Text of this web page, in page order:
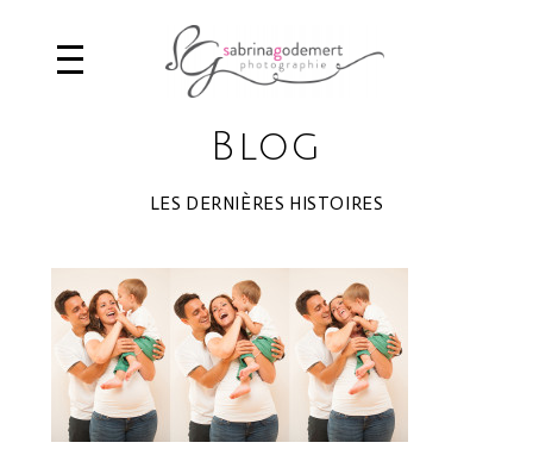
Blog
LES DERNIÈRES HISTOIRES